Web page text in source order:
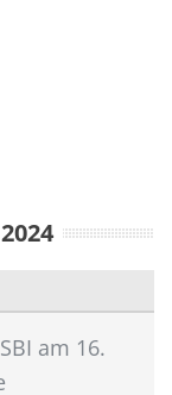
am 16.